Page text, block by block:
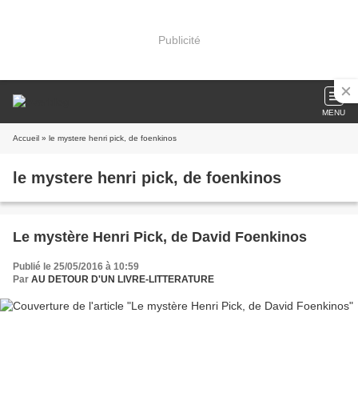
Publicité
MENU
Accueil » le mystere henri pick, de foenkinos
le mystere henri pick, de foenkinos
Le mystère Henri Pick, de David Foenkinos
Publié le 25/05/2016 à 10:59
Par AU DETOUR D'UN LIVRE-LITTERATURE